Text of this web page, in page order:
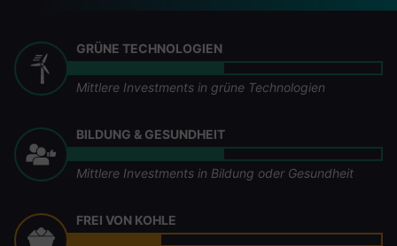
GRÜNE TECHNOLOGIEN
Mittlere Investments in grüne Technologien
BILDUNG & GESUNDHEIT
Mittlere Investments in Bildung oder Gesundheit
FREI VON KOHLE